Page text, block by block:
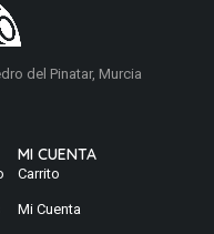
del Pinatar, Murcia
MI CUENTA
Carrito
Mi Cuenta